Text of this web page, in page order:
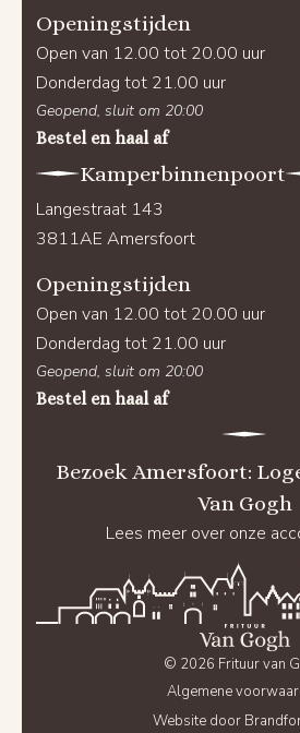
Openingstijden
Open van 12.00 tot 20.00 uur
Donderdag tot 21.00 uur
Geopend, sluit om 20:00
Bestel en haal af
Kamperbinnenpoort
Langestraat 143
3811AE Amersfoort
Openingstijden
Open van 12.00 tot 20.00 uur
Donderdag tot 21.00 uur
Geopend, sluit om 20:00
Bestel en haal af
Bezoek Amersfoort:
Van Gogh
Lees meer over onze
© 2026 Frituur van
Algemene
Website door